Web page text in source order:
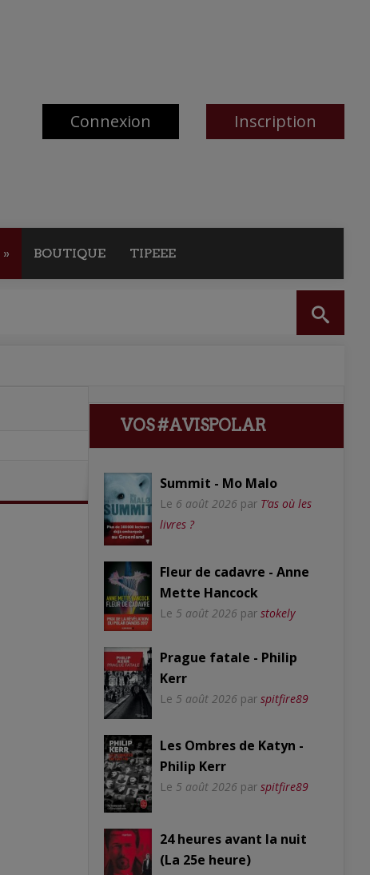
Connexion Inscription
» BOUTIQUE TIPEEE
VOS #AVISPOLAR
Summit - Mo Malo
Le 6 août 2026 par T’as où les
livres ?
Fleur de cadavre - Anne
Mette Hancock
Le 5 août 2026 par stokely
Prague fatale - Philip
Kerr
Le 5 août 2026 par spitfire89
Les Ombres de Katyn -
Philip Kerr
Le 5 août 2026 par spitfire89
24 heures avant la nuit
(La 25e heure)